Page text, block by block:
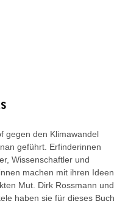
gegen den Klimawandel
geführt. Erfinderinnen
Wissenschaftler und
machen mit ihren Ideen
Mut. Dirk Rossmann und
haben sie für dieses Buch